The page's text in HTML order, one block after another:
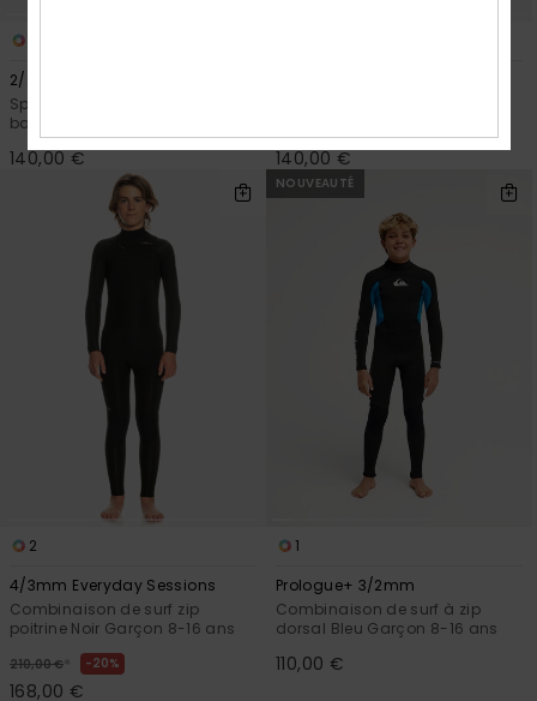
2/2mm Everyday Sessions
Springsuit manches courtes
back zip Rouge Garçon
140,00 € 140,00 €
2
4/3mm Everyday Sessions
Combinaison de surf zip
poitrine Noir Garçon 8-16 ans
210,00 € * 20%
168,00 €
NOUVEAUTÉ
1
Prologue+ 3/2mm
Combinaison de surf à zip
dorsal Bleu Garçon 8-16 ans
110,00 €